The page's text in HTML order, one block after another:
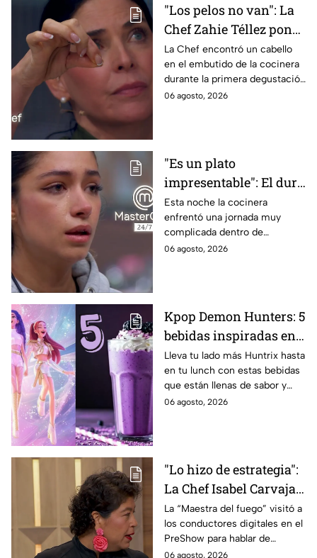
"Los pelos no van": La
Chef Zahie Téllez pone
en evidencia a Carmen
en la gala de mandiles
negros de MasterChef
24/7
La Chef encontró un cabello
en el embutido de la cocinera
durante la primera degustación
de la noche
06 agosto, 2026
"Es un plato
impresentable": El duro
regaño que hizo llorar a
Michelle dentro de
MasterChef 24/7
Esta noche la cocinera
enfrentó una jornada muy
complicada dentro de
MasterChef 24/7.
06 agosto, 2026
Kpop Demon Hunters: 5
bebidas inspiradas en
las guerreras Huntrix
para llevar a la escuela
este regreso a clases
2026; son saludables y
Lleva tu lado más Huntrix hasta
en tu lunch con estas bebidas
que están llenas de sabor y
frescura.
06 agosto, 2026
"Lo hizo de estrategia":
La Chef Isabel Carvajal
opina sobre la decisión
de Ramahá de subir a
Daniela al balcón de
La “Maestra del fuego” visitó a
los conductores digitales en el
PreShow para hablar de
algunos de los sucesos más
06 agosto, 2026